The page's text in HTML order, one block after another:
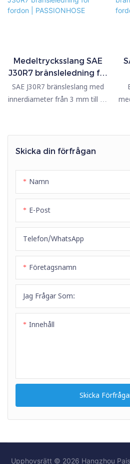
Skicka din förfrågan
Namn
E-Post
Telefon/whatsApp
Företagsnamn
Jag Frågar Som:
Innehåll
Skicka
Medeltrycksslang SAE
J30R7 bränsleledning för
fordon | PASSIONHOSE
SAE J30R7 bränsleslang med
innerdiameter från 3 mm till 25
Upphovsrätt © 2026 Hangzhou